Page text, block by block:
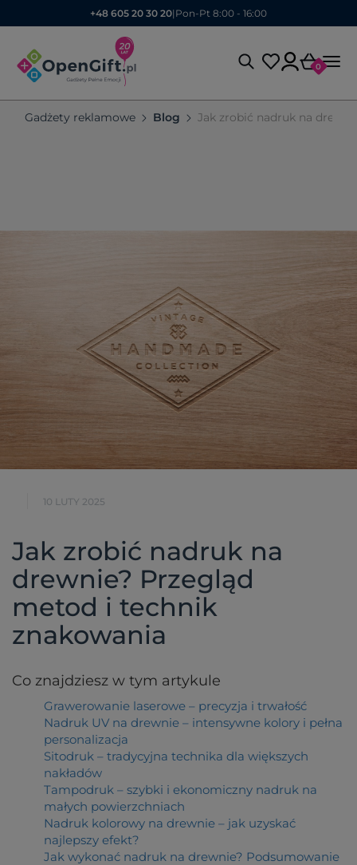
+48 605 20 30 20| Pon-Pt 8:00 - 16:00
0
Gadżety reklamowe Blog Jak zrobić nadruk na
10 LUTY 2025
Jak zrobić nadruk na
drewnie? Przegląd
metod i technik
znakowania
Co znajdziesz w tym artykule
Grawerowanie laserowe – precyzja i trwałość
Nadruk UV na drewnie – intensywne kolory i pełna
personalizacja
Sitodruk – tradycyjna technika dla większych
nakładów
Tampodruk – szybki i ekonomiczny nadruk na
małych powierzchniach
Nadruk kolorowy na drewnie – jak uzyskać
najlepszy efekt?
Jak wykonać nadruk na drewnie? Podsumowanie